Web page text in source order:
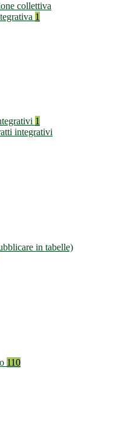
collettiva
1
1
integrativi
in tabelle)
110